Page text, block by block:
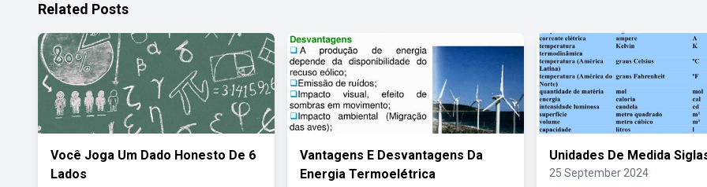
Related Posts
Você Joga Um Dado Honesto De 6
Lados
Vantagens E Desvantagens Da
Energia Termoelétrica
Unidades De Medida
25 September 2024